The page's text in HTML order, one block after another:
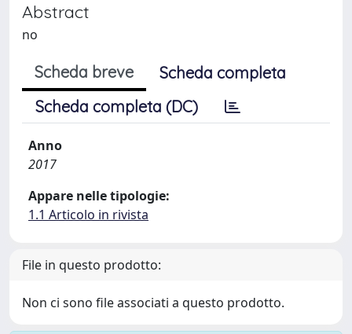
Abstract
no
Scheda breve
Scheda completa
Scheda completa (DC)
Anno
2017
Appare nelle tipologie:
1.1 Articolo in rivista
File in questo prodotto:
Non ci sono file associati a questo prodotto.